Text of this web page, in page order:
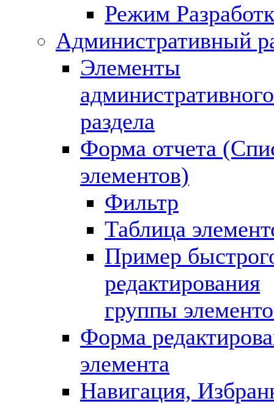
Режим
Административный
Элементы
административного
раздела
Форма отчета
элементов)
Фильтр
Таблица
Пример
редактирования
группы
Форма
элемента
Навигация,